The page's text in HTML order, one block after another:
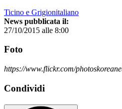
Ticino e Grigionitaliano
News pubblicata il:
27/10/2015 alle 8:00
Foto
https://www.flickr.com/
Condividi